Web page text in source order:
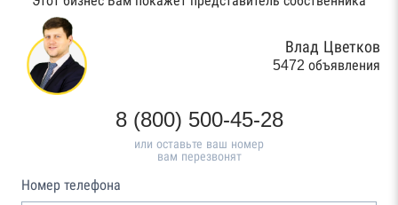
Влад Цветков
5472 объявления
8 (800) 500-45-28
или оставьте ваш номер
вам перезвонят
Номер телефона